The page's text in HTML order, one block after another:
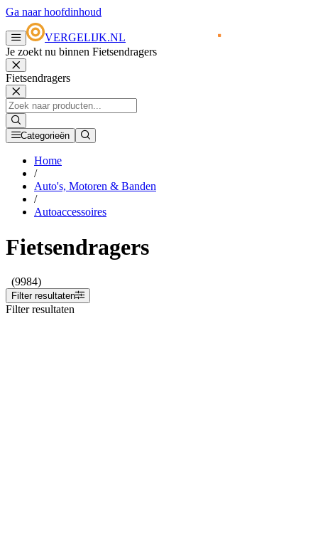
Ga naar hoofdinhoud
VERGELIJK.NL
Je zoekt nu binnen Fietsendragers
Fietsendragers
Categorieën
Home
/
Auto's, Motoren & Banden
/
Autoaccessoires
Fietsendragers
(9984)
Filter resultaten
Filter resultaten